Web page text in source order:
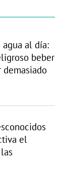
agua al día:
beber
el